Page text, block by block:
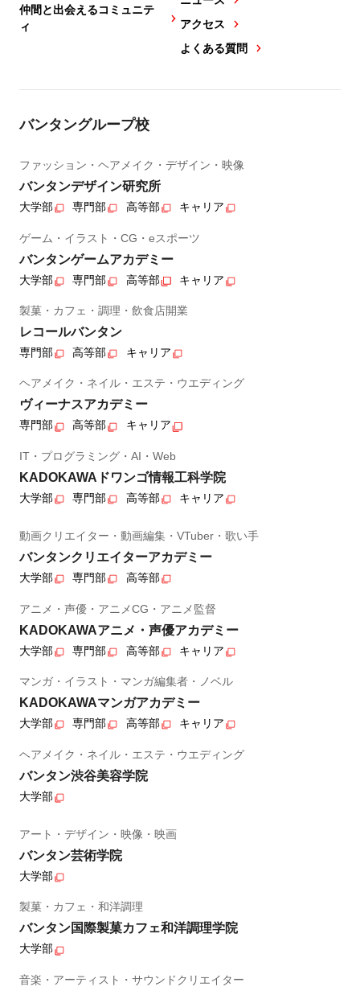
仲間と出会えるコミュニテ
ィ
アクセス
よくある質問
バンタングループ校
ファッション・ヘアメイク・デザイン・映像
バンタンデザイン研究所
大学部 専門部 高等部 キャリア
ゲーム・イラスト・CG・eスポーツ
バンタンゲームアカデミー
大学部 専門部 高等部 キャリア
製菓・カフェ・調理・飲食店開業
レコールバンタン
専門部 高等部 キャリア
ヘアメイク・ネイル・エステ・ウエディング
ヴィーナスアカデミー
専門部 高等部 キャリア
IT・プログラミング・AI・Web
KADOKAWAドワンゴ情報工科学院
大学部 専門部 高等部 キャリア
動画クリエイター・動画編集・VTuber・歌い手
バンタンクリエイターアカデミー
大学部 専門部 高等部
アニメ・声優・アニメCG・アニメ監督
KADOKAWAアニメ・声優アカデミー
大学部 専門部 高等部 キャリア
マンガ・イラスト・マンガ編集者・ノベル
KADOKAWAマンガアカデミー
大学部 専門部 高等部 キャリア
ヘアメイク・ネイル・エステ・ウエディング
バンタン渋谷美容学院
大学部
アート・デザイン・映像・映画
バンタン芸術学院
大学部
製菓・カフェ・和洋調理
バンタン国際製菓カフェ和洋調理学院
大学部
音楽・アーティスト・サウンドクリエイター